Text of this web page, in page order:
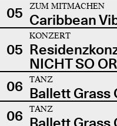
05
ZUM MITMACHEN
Caribbean
05
KONZERT
NICHT SO
06
TANZ
Ballett Grass
06
TANZ